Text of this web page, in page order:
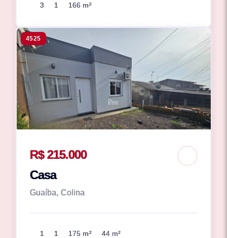
3 1 166 m²
4525
R$ 215.000
Casa
Guaíba, Colina
1 1 175 m² 44 m²